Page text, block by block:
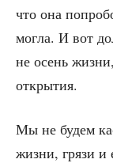
что она
мог­ла. И вот
не осень
открытия.
Мы не будем
жиз­ни, гря­зи и